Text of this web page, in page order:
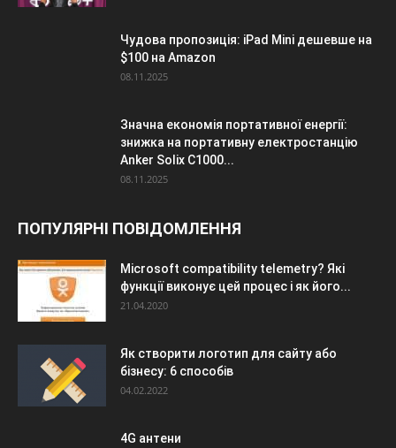
Чудова пропозиція: iPad Mini дешевше на
$100 на Amazon
08.11.2025
Значна економія портативної енергії:
знижка на портативну електростанцію
Anker Solix C1000...
08.11.2025
ПОПУЛЯРНІ ПОВІДОМЛЕННЯ
Microsoft compatibility telemetry? Які
функції виконує цей процес і як його...
21.04.2020
Як створити логотип для сайту або
бізнесу: 6 способів
04.02.2022
4G антени